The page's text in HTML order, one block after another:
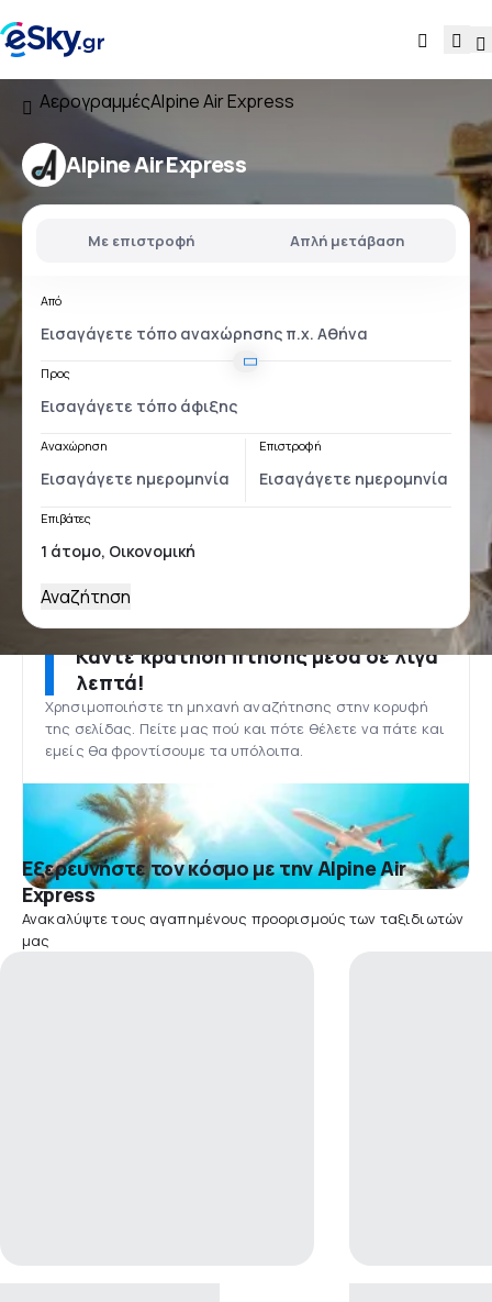
ΑερογραμμέςAlpine Air Express
Alpine Air Express
Με επιστροφή Απλή μετάβαση
Από
Προς
Αναχώρηση Επιστροφή
Επιβάτες
Αναζήτηση
Κάντε κράτηση πτήσης μέσα σε λίγα
λεπτά!
Χρησιμοποιήστε τη μηχανή αναζήτησης στην κορυφή
της σελίδας. Πείτε μας πού και πότε θέλετε να πάτε και
εμείς θα φροντίσουμε τα υπόλοιπα.
Εξερευνήστε τον κόσμο με την Alpine Air
Express
Ανακαλύψτε τους αγαπημένους προορισμούς των ταξιδιωτών
μας